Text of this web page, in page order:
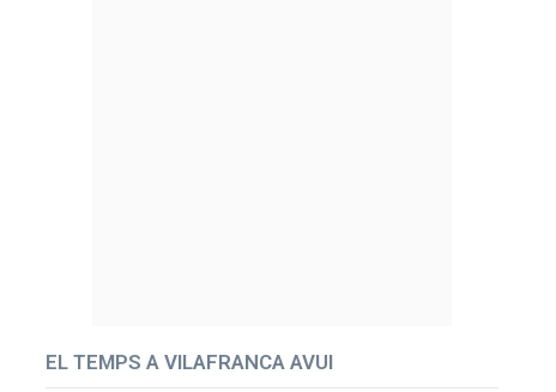
EL TEMPS A VILAFRANCA AVUI